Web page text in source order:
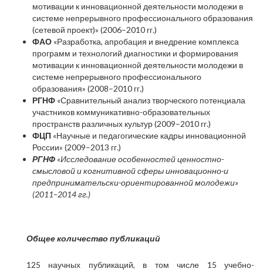
мотивации к инновационной деятельности молодежи в
системе непрерывного профессионального образования
(сетевой проект)» (2006–2010 гг.)
ФАО «Разработка, апробация и внедрение комплекса
программ и технологий диагностики и формирования
мотивации к инновационной деятельности молодежи в
системе непрерывного профессионального
образования» (2008–2010 гг.)
РГНФ «Сравнительный анализ творческого потенциала
участников коммуникативно-образовательных
пространств различных культур (2009–2010 гг.)
ФЦП «Научные и педагогические кадры инновационной
России» (2009–2013 гг.)
РГНФ «Исследование особенностей ценностно-
смысловой и когнитивной сферы инновационно-и
предпринимательски-ориентированной молодежи»
(2011–2014 гг.)
Общее количество публикаций
125 научных публикаций, в том числе 15 учебно-